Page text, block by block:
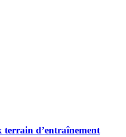
terrain d’entraînement